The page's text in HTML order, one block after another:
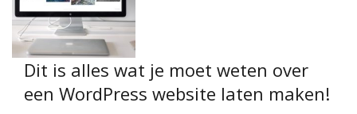
Dit is alles wat je moet weten over
een WordPress website laten maken!